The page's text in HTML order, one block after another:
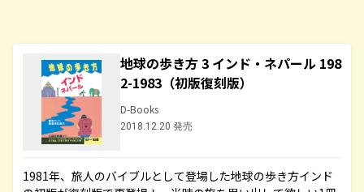
地球の歩き方 3 インド・ネパール 198
2-1983（初版復刻版）
D-Books
2018.12.20 発売
1981年、旅人のバイブルとして登場した地球の歩き方インド